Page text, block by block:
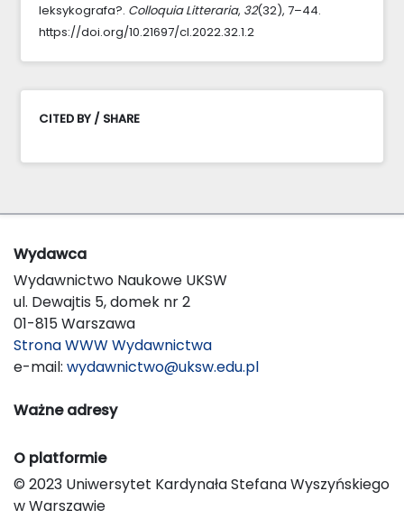
leksykografa?. Colloquia Litteraria, 32(32), 7–44.
https://doi.org/10.21697/cl.2022.32.1.2
CITED BY / SHARE
Wydawca
Wydawnictwo Naukowe UKSW
ul. Dewajtis 5, domek nr 2
01-815 Warszawa
Strona WWW Wydawnictwa
e-mail: wydawnictwo@uksw.edu.pl
Ważne adresy
O platformie
© 2023 Uniwersytet Kardynała Stefana Wyszyńskiego
w Warszawie